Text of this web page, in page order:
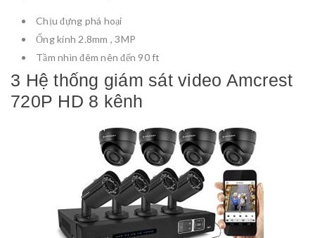
Chịu đựng phá hoại
Ống kính 2.8mm , 3MP
Tầm nhìn đêm nên đến 90 ft
3 Hệ thống giám sát video Amcrest
720P HD 8 kênh